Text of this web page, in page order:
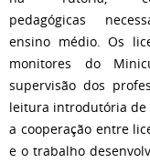
pedagógicas
ensino médio. Os
monitores do
supervisão dos
leitura introdutória de
a cooperação entre
e o trabalho